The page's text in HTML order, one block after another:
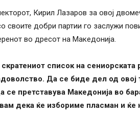
Кирил Лазаров за овој
своите добри партии го заслужи
во дресот на Македонија.
список на сениорската
Да се биде дел од
се претставува Македонија во
дека ќе избориме пласман и ќе